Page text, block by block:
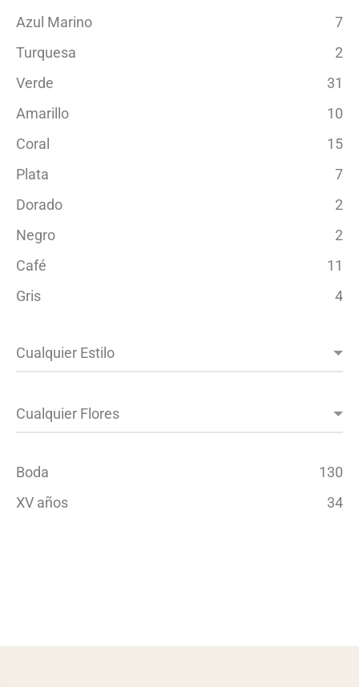
Azul Marino
7
Turquesa
2
Verde
31
Amarillo
10
Coral
15
Plata
7
Dorado
2
Negro
2
Café
11
Gris
4
Boda
130
XV años
34